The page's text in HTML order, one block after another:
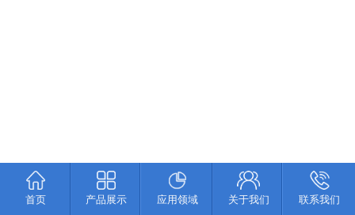
首页 产品展示 应用领域 关于我们 联系我们